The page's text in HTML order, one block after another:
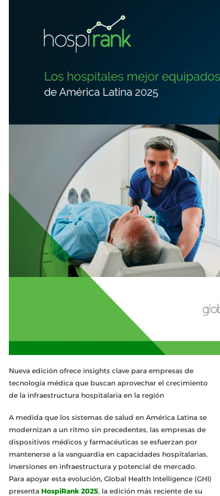
Nueva edición ofrece insights clave para empresas de
tecnología médica que buscan aprovechar el crecimiento
de la infraestructura hospitalaria en la región
A medida que los sistemas de salud en América Latina se
modernizan a un ritmo sin precedentes, las empresas de
dispositivos médicos y farmacéuticas se esfuerzan por
mantenerse a la vanguardia en capacidades hospitalarias,
inversiones en infraestructura y potencial de mercado.
Para apoyar esta evolución, Global Health Intelligence (GHI)
presenta HospiRank 2025, la edición más reciente de su